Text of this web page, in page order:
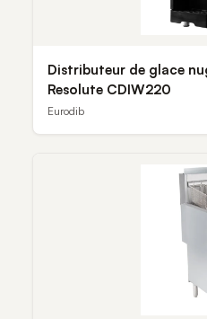
Distributeur de glace
Resolute CDIW220
Eurodib